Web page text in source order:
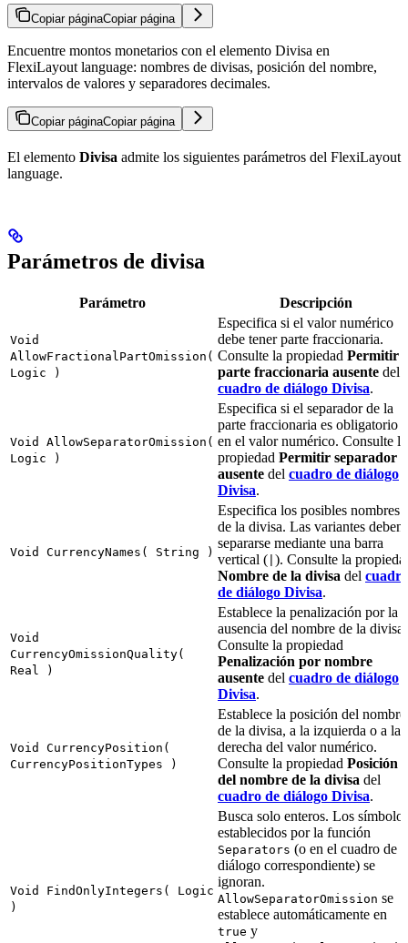
Copiar páginaCopiar página
Encuentre montos monetarios con el elemento Divisa en
FlexiLayout language: nombres de divisas, posición del nombre,
intervalos de valores y separadores decimales.
Copiar páginaCopiar página
El elemento Divisa admite los siguientes parámetros del FlexiLayout
language.
Parámetros de divisa
Parámetro Descripción
Void
AllowFractionalPartOmission(
Logic )
Especifica si el valor numérico
debe tener parte fraccionaria.
Consulte la propiedad Permitir
parte fraccionaria ausente del
cuadro de diálogo Divisa.
Void AllowSeparatorOmission(
Logic )
Especifica si el separador de la
parte fraccionaria es obligatorio
en el valor numérico. Consulte la
propiedad Permitir separador
ausente del cuadro de diálogo
Divisa.
Void CurrencyNames( String )
Especifica los posibles nombres
de la divisa. Las variantes deben
separarse mediante una barra
vertical ( ). Consulte la
Nombre de la divisa del cuadro
de diálogo Divisa.
Void
CurrencyOmissionQuality(
Real )
Establece la penalización por la
ausencia del nombre de la divisa.
Consulte la propiedad
Penalización por nombre
ausente del cuadro de diálogo
Divisa.
Void CurrencyPosition(
CurrencyPositionTypes )
Establece la posición del nombre
de la divisa, a la izquierda o a la
derecha del valor numérico.
Consulte la propiedad Posición
del nombre de la divisa del
cuadro de diálogo Divisa.
Void FindOnlyIntegers( Logic
)
Busca solo enteros. Los símbolos
establecidos por la función
Separators (o en el cuadro de
diálogo correspondiente) se
ignoran.
AllowSeparatorOmission se
establece automáticamente en
true y